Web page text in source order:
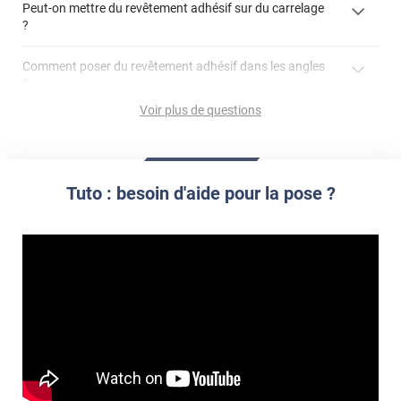
colle
et la colle. Vous retirez beaucoup plus facilement le
Peut-on mettre du revêtement adhésif sur du carrelage
?
Comment poser du revêtement adhésif dans les angles
Voir plus de questions
Tuto : besoin d'aide pour la pose ?